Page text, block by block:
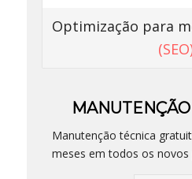
Optimização para
Manutenção técnica
meses em todos os